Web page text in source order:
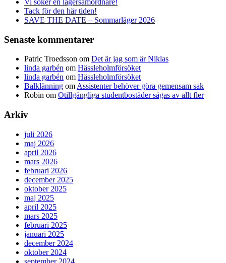
Vi söker en lägersamordnare!
Tack för den här tiden!
SAVE THE DATE – Sommarläger 2026
Senaste kommentarer
Patric Troedsson om Det är jag som är Niklas
linda garbén om Hässleholmförsöket
linda garbén om Hässleholmförsöket
Balklänning om Assistenter behöver göra gemensam sak
Robin om Otillgängliga studentbostäder sågas av allt fler
Arkiv
juli 2026
maj 2026
april 2026
mars 2026
februari 2026
december 2025
oktober 2025
maj 2025
april 2025
mars 2025
februari 2025
januari 2025
december 2024
oktober 2024
september 2024